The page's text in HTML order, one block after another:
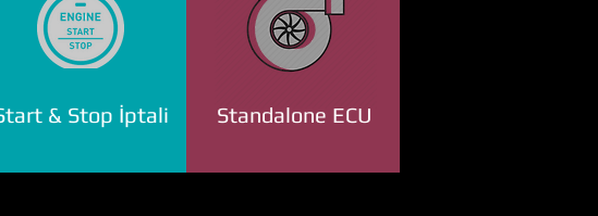
& Stop İptali Standalone ECU